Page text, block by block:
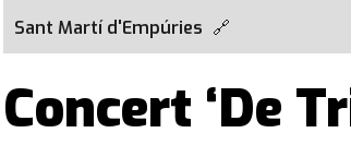
Sant Martí d'Empúries
Concert ‘De